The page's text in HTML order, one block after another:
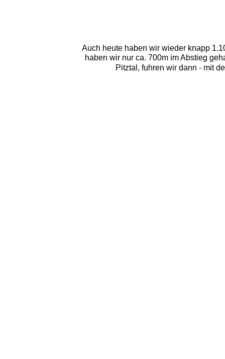
Auch heute haben wir wieder knapp
haben wir nur ca. 700m im Abstieg
Pitztal, fuhren wir dann - mit